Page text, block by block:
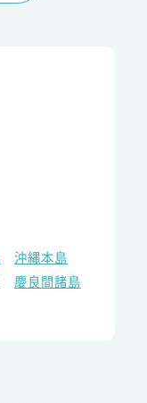
沖縄本島
慶良間諸島